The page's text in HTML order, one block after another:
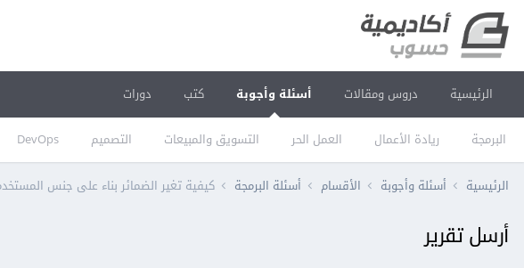
الرئيسية دروس ومقالات أسئلة وأجوبة
البرمجة ريادة الأعمال العمل الحر التسويق والمبيعات التصميم DevOps
كتب دورات
الرئيسية أسئلة وأجوبة الأقسام أسئلة البرمجة كيفية تغير الضمائر بناء على جنس
أرسل تقرير